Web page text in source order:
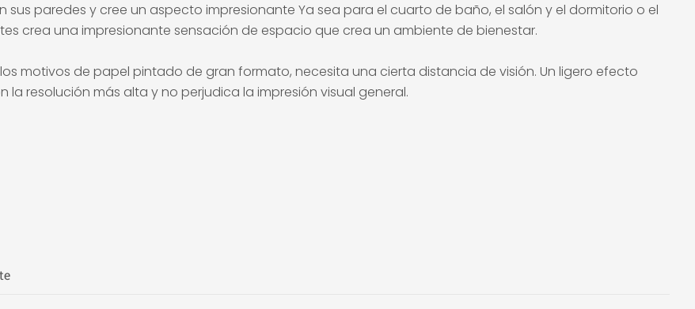
paredes y cree un aspecto impresionante Ya sea para el cuarto de baño, el salón y el dormitorio o el
crea una impresionante sensación de espacio que crea un ambiente de bienestar.
motivos de papel pintado de gran formato, necesita una cierta distancia de visión. Un ligero efecto
resolución más alta y no perjudica la impresión visual general.